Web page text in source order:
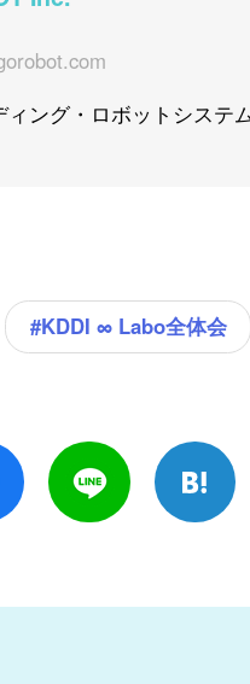
ィング・ロボットシステ
#KDDI ∞ Labo全体会